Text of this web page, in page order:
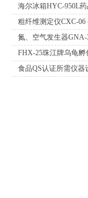
精密天平 电子秤 扭力
平 静水力学天平 酸度
仪 离子计 滴定仪 水份
度计 OR
海尔冰箱HYC-950L
粗纤维测定仪CXC-06
氮、空气发生器GNA-
FHX-25珠江牌乌龟孵
食品QS认证所需仪器